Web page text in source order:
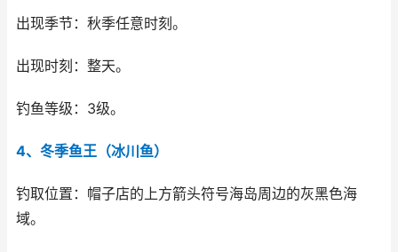
出现季节：秋季任意时刻。
出现时刻：整天。
钓鱼等级：3级。
4、冬季鱼王（冰川鱼）
钓取位置：帽子店的上方箭头符号海岛周边的灰黑色海
域。